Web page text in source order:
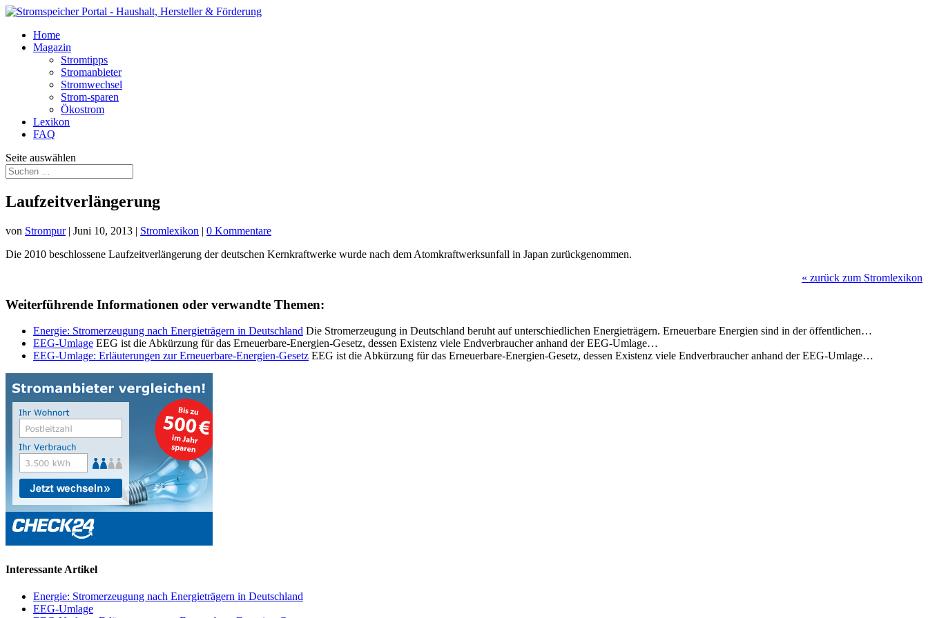
Home
Magazin
Stromtipps
Stromanbieter
Stromwechsel
Strom-sparen
Ökostrom
Lexikon
FAQ
Seite auswählen
Laufzeitverlängerung
von Strompur| Juni 10, 2013 | Stromlexikon | 0 Kommentare
Die 2010 beschlossene Laufzeitverlängerung der deutschen Kernkraftwerke wurde nach dem Atomkraftwerksunfall in Japan zurückgenommen.
« zurück zum Stromlexikon
Weiterführende Informationen oder verwandte Themen:
Energie: Stromerzeugung nach Energieträgern in Deutschland Die Stromerzeugung in Deutschland beruht auf unterschiedlichen Energieträgern. Erneuerbare Energien sind in der öffentlichen…
EEG-Umlage EEG ist die Abkürzung für das Erneuerbare-Energien-Gesetz, dessen Existenz viele Endverbraucher anhand der EEG-Umlage…
EEG-Umlage: Erläuterungen zur Erneuerbare-Energien-Gesetz EEG ist die Abkürzung für das Erneuerbare-Energien-Gesetz, dessen Existenz viele Endverbraucher anhand der EEG-Umlage…
Interessante Artikel
Energie: Stromerzeugung nach Energieträgern in Deutschland
EEG-Umlage